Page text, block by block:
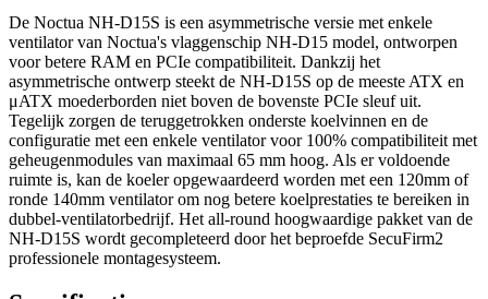
De Noctua NH-D15S is een asymmetrische versie met enkele
ventilator van Noctua's vlaggenschip NH-D15 model, ontworpen
voor betere RAM en PCIe compatibiliteit. Dankzij het
asymmetrische ontwerp steekt de NH-D15S op de meeste ATX en
μATX moederborden niet boven de bovenste PCIe sleuf uit.
Tegelijk zorgen de teruggetrokken onderste koelvinnen en de
configuratie met een enkele ventilator voor 100% compatibiliteit met
geheugenmodules van maximaal 65 mm hoog. Als er voldoende
ruimte is, kan de koeler opgewaardeerd worden met een 120mm of
ronde 140mm ventilator om nog betere koelprestaties te bereiken in
dubbel-ventilatorbedrijf. Het all-round hoogwaardige pakket van de
NH-D15S wordt gecompleteerd door het beproefde SecuFirm2
professionele montagesysteem.